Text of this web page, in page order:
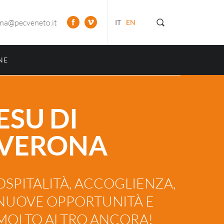
IT EN
DI
ACCOGLIENZA,
OPPORTUNITÀ E
ALTRO ANCORA!